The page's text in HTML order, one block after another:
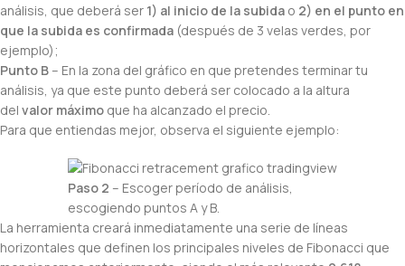
análisis, que deberá ser 1) al inicio de la subida o 2) en el punto en
que la subida es confirmada (después de 3 velas verdes, por
ejemplo);
Punto B – En la zona del gráfico en que pretendes terminar tu
análisis, ya que este punto deberá ser colocado a la altura
del valor máximo que ha alcanzado el precio.
Para que entiendas mejor, observa el siguiente ejemplo:
Paso 2 – Escoger período de análisis,
escogiendo puntos A y B.
La herramienta creará inmediatamente una serie de líneas
horizontales que definen los principales niveles de Fibonacci que